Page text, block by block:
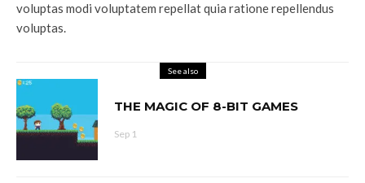
voluptas modi voluptatem repellat quia ratione repellendus
voluptas.
See also
THE MAGIC OF 8-BIT GAMES
Sep 1